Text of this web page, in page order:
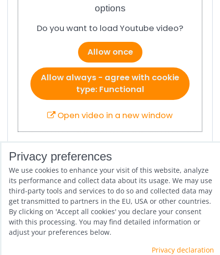
options
Do you want to load Youtube video?
Allow once
Allow always - agree with cookie
type: Functional
Open video in a new window
OBJEDNÁVEJTE ZDE , abyste si mohli zvolit
správnou velikost.
Previous product
Privacy preferences
We use cookies to enhance your visit of this website, analyze
its performance and collect data about its usage. We may use
third-party tools and services to do so and collected data may
get transmitted to partners in the EU, USA or other countries.
By clicking on 'Accept all cookies' you declare your consent
with this processing. You may find detailed information or
adjust your preferences below.
Privacy declaration